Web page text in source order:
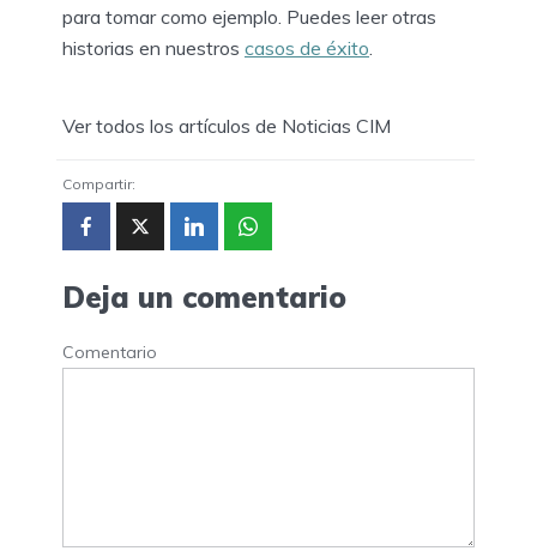
para tomar como ejemplo. Puedes leer otras
historias en nuestros casos de éxito.
Ver todos los artículos de Noticias CIM
Compartir:
Deja un comentario
Comentario